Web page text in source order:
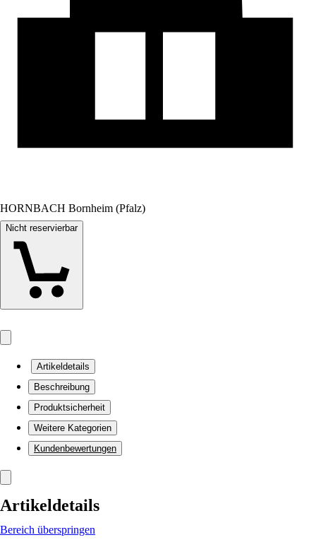
HORNBACH Bornheim (Pfalz)
Nicht reservierbar
Artikeldetails
Beschreibung
Produktsicherheit
Weitere Kategorien
Kundenbewertungen
Artikeldetails
Bereich überspringen